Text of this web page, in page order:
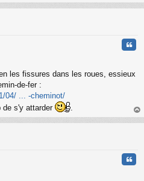
au
les fissures dans les roues, essieux
de-fer :
04/ ... -cheminot/
de s'y attarder
.
au